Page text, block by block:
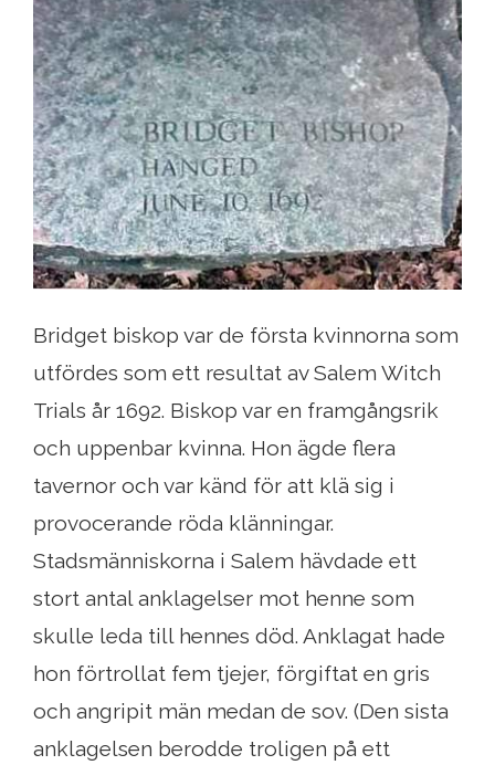
Bridget biskop var de första kvinnorna som
utfördes som ett resultat av Salem Witch
Trials år 1692. Biskop var en framgångsrik
och uppenbar kvinna. Hon ägde flera
tavernor och var känd för att klä sig i
provocerande röda klänningar.
Stadsmänniskorna i Salem hävdade ett
stort antal anklagelser mot henne som
skulle leda till hennes död. Anklagat hade
hon förtrollat ​​fem tjejer, förgiftat en gris
och angripit män medan de sov. (Den sista
anklagelsen berodde troligen på ett